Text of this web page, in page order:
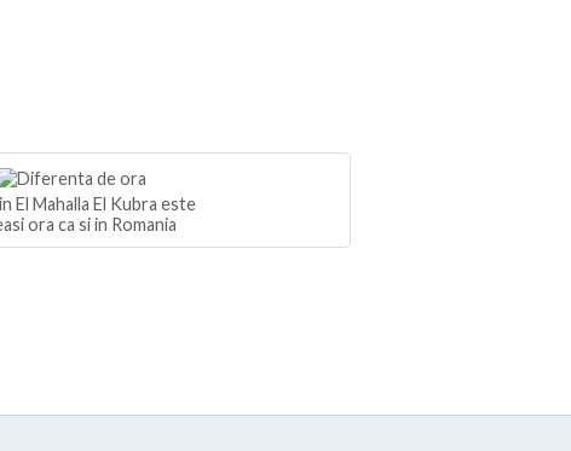
El Mahalla El Kubra este
ora ca si in Romania